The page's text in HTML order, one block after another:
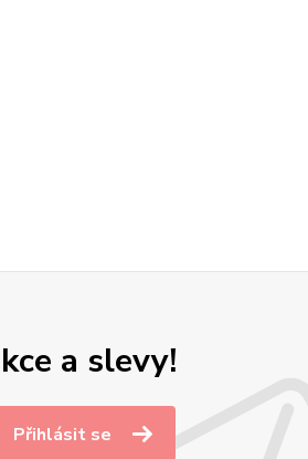
a slevy!
Přihlásit se